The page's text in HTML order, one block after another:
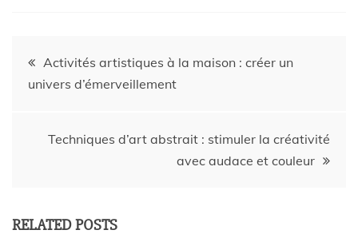
Activités artistiques à la maison : créer un
univers d’émerveillement
Techniques d’art abstrait : stimuler la créativité
avec audace et couleur
RELATED POSTS